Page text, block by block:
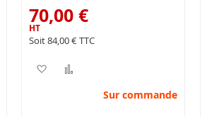
70,00 €
84,00 €
Ajouter à ma liste d’envie
Sur commande